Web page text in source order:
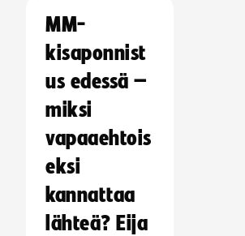
MM-
kisaponnist
us edessä –
miksi
vapaaehtois
eksi
kannattaa
lähteä? Eija